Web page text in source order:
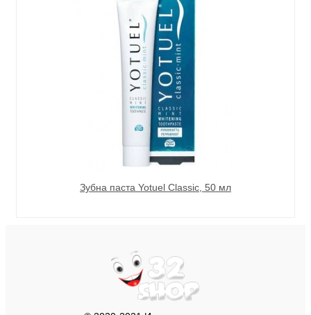
Зубна паста Yotuel Classiс, 50 мл